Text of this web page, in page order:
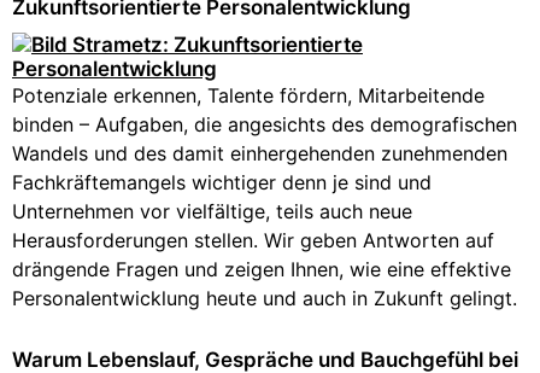
Zukunftsorientierte Personalentwicklung
Potenziale erkennen, Talente fördern, Mitarbeitende
binden – Aufgaben, die angesichts des demografischen
Wandels und des damit einhergehenden zunehmenden
Fachkräftemangels wichtiger denn je sind und
Unternehmen vor vielfältige, teils auch neue
Herausforderungen stellen. Wir geben Antworten auf
drängende Fragen und zeigen Ihnen, wie eine effektive
Personalentwicklung heute und auch in Zukunft gelingt.
Warum Lebenslauf, Gespräche und Bauchgefühl bei